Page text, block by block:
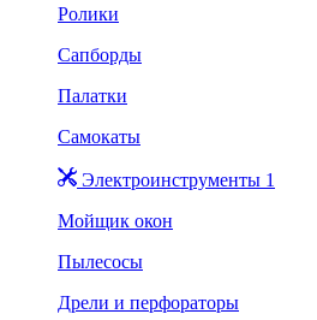
Ролики
Сапборды
Палатки
Самокаты
Электроинструменты 1
Мойщик окон
Пылесосы
Дрели и перфораторы